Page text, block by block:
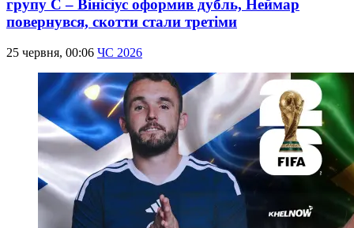
групу С – Вінісіус оформив дубль, Неймар
повернувся, скотти стали третіми
25 червня, 00:06 ЧС 2026